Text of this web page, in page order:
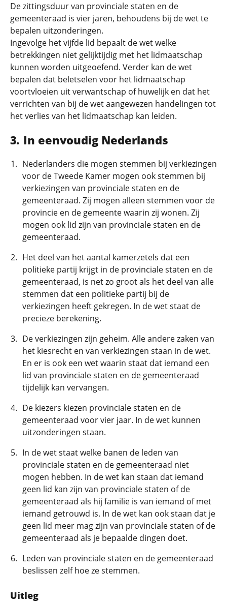
De zittingsduur van provinciale staten en de
gemeenteraad is vier jaren, behoudens bij de wet te
bepalen uitzonderingen.
Ingevolge het vijfde lid bepaalt de wet welke
betrekkingen niet gelijktijdig met het lidmaatschap
kunnen worden uitgeoefend. Verder kan de wet
bepalen dat beletselen voor het lidmaatschap
voortvloeien uit verwantschap of huwelijk en dat het
verrichten van bij de wet aangewezen handelingen tot
het verlies van het lidmaatschap kan leiden.
In eenvoudig Nederlands
Nederlanders die mogen stemmen bij verkiezingen
voor de Tweede Kamer mogen ook stemmen bij
verkiezingen van provinciale staten en de
gemeenteraad. Zij mogen alleen stemmen voor de
provincie en de gemeente waarin zij wonen. Zij
mogen ook lid zijn van provinciale staten en de
gemeenteraad.
Het deel van het aantal kamerzetels dat een
politieke partij krijgt in de provinciale staten en de
gemeenteraad, is net zo groot als het deel van alle
stemmen dat een politieke partij bij de
verkiezingen heeft gekregen. In de wet staat de
precieze berekening.
De verkiezingen zijn geheim. Alle andere zaken van
het kiesrecht en van verkiezingen staan in de wet.
En er is ook een wet waarin staat dat iemand een
lid van provinciale staten en de gemeenteraad
tijdelijk kan vervangen.
De kiezers kiezen provinciale staten en de
gemeenteraad voor vier jaar. In de wet kunnen
uitzonderingen staan.
In de wet staat welke banen de leden van
provinciale staten en de gemeenteraad niet
mogen hebben. In de wet kan staan dat iemand
geen lid kan zijn van provinciale staten of de
gemeenteraad als hij familie is van iemand of met
iemand getrouwd is. In de wet kan ook staan dat je
geen lid meer mag zijn van provinciale staten of de
gemeenteraad als je bepaalde dingen doet.
Leden van provinciale staten en de gemeenteraad
beslissen zelf hoe ze stemmen.
Uitleg